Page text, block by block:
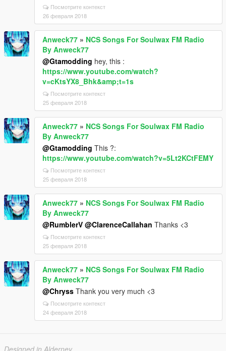
Посмотрите контекст
26 февраля 2018
Anweck77 » NCS Songs For Soulwax FM Radio
By Anweck77
@Gtamodding hey, this :
https://www.youtube.com/watch?
v=cKtsYX8_Bhk&amp;t=1s
Посмотрите контекст
25 февраля 2018
Anweck77 » NCS Songs For Soulwax FM Radio
By Anweck77
@Gtamodding This ?:
https://www.youtube.com/watch?v=5Lt2KCtFEMY
Посмотрите контекст
25 февраля 2018
Anweck77 » NCS Songs For Soulwax FM Radio
By Anweck77
@RumblerV @ClarenceCallahan Thanks <3
Посмотрите контекст
25 февраля 2018
Anweck77 » NCS Songs For Soulwax FM Radio
By Anweck77
@Chryss Thank you very much <3
Посмотрите контекст
24 февраля 2018
Designed in Alderney